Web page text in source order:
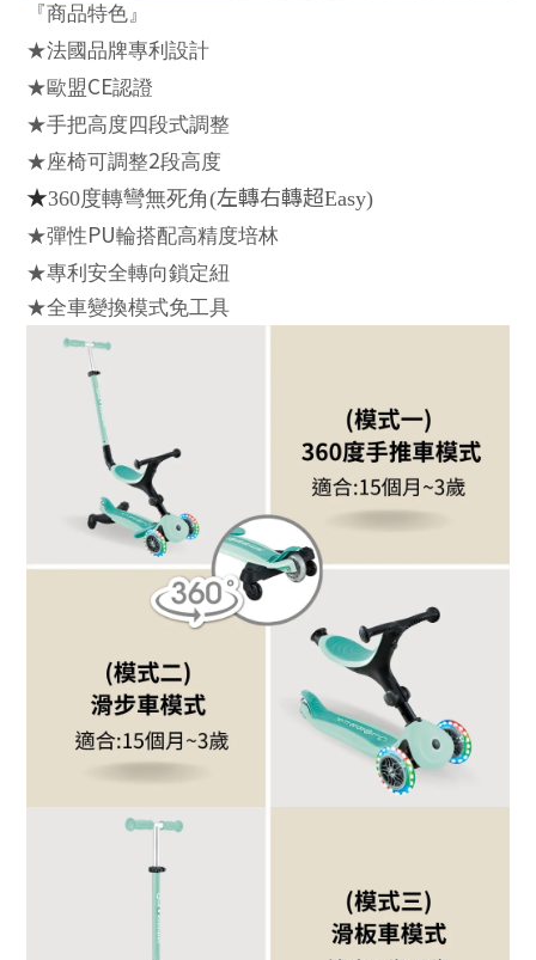
『商品特色』
★法國品牌專利設計
★歐盟CE認證
★手把高度四段式調整
★座椅可調整2段高度
★360度轉彎無死角(左轉右轉超Easy)
★彈性PU輪搭配高精度培林
★專利安全轉向鎖定紐
★全車變換模式免工具